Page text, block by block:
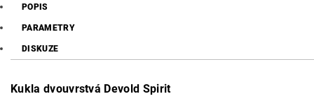
POPIS
PARAMETRY
DISKUZE
Kukla dvouvrstvá Devold Spirit